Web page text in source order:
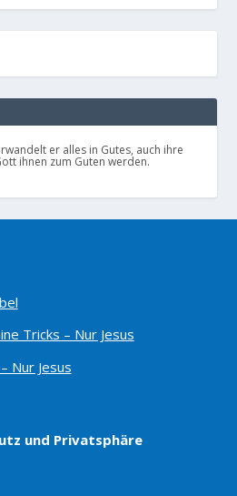
er alles in Gutes, auch ihre
ihnen zum Guten werden.
Tricks – Nur Jesus
Nur Jesus
und Privatsphäre